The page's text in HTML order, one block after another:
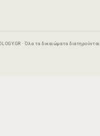
· Όλα τα δικαιώματα διατηρούνται